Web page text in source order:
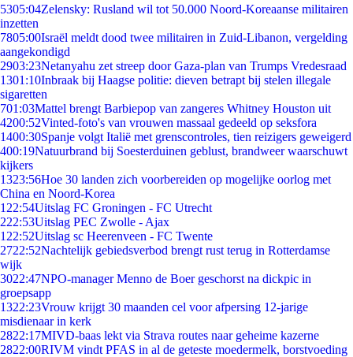
5305:04Zelensky: Rusland wil tot 50.000 Noord-Koreaanse militairen
inzetten
7805:00Israël meldt dood twee militairen in Zuid-Libanon, vergelding
aangekondigd
2903:23Netanyahu zet streep door Gaza-plan van Trumps Vredesraad
1301:10Inbraak bij Haagse politie: dieven betrapt bij stelen illegale
sigaretten
701:03Mattel brengt Barbiepop van zangeres Whitney Houston uit
4200:52Vinted-foto's van vrouwen massaal gedeeld op seksfora
1400:30Spanje volgt Italië met grenscontroles, tien reizigers geweigerd
400:19Natuurbrand bij Soesterduinen geblust, brandweer waarschuwt
kijkers
1323:56Hoe 30 landen zich voorbereiden op mogelijke oorlog met
China en Noord-Korea
1 22:54Uitslag FC Groningen - FC Utrecht
222:53Uitslag PEC Zwolle - Ajax
1 22:52Uitslag sc Heerenveen - FC Twente
2722:52Nachtelijk gebiedsverbod brengt rust terug in Rotterdamse
wijk
3022:47NPO-manager Menno de Boer geschorst na dickpic in
groepsapp
1322:23Vrouw krijgt 30 maanden cel voor afpersing 12-jarige
misdienaar in kerk
2822:17MIVD-baas lekt via Strava routes naar geheime kazerne
2822:00RIVM vindt PFAS in al de geteste moedermelk, borstvoeding